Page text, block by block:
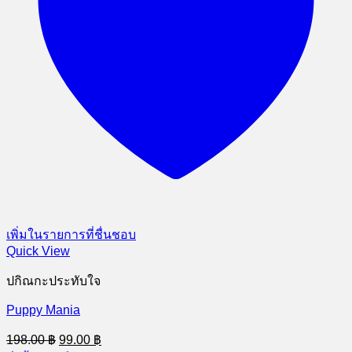
เพิ่มในรายการที่ชื่นชอบ
Quick View
ปกิณกะประทับใจ
Puppy Mania
198.00฿ Original
99.00 ฿